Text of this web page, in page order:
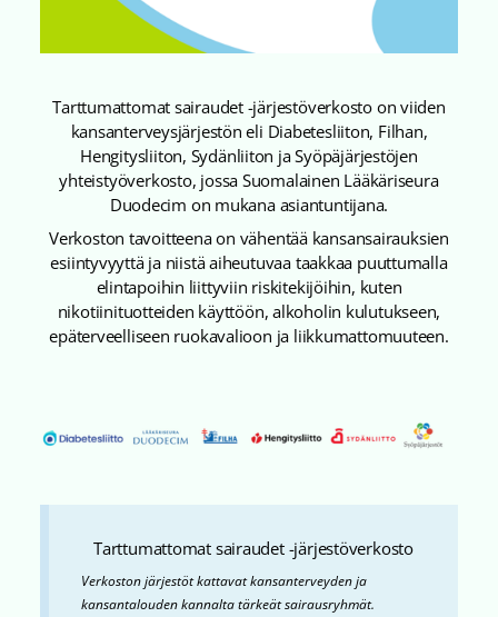
Tarttumattomat sairaudet -järjestöverkosto on viiden
kansanterveysjärjestön eli Diabetesliiton, Filhan,
Hengitysliiton, Sydänliiton ja Syöpäjärjestöjen
yhteistyöverkosto, jossa Suomalainen Lääkäriseura
Duodecim on mukana asiantuntijana.
Verkoston tavoitteena on vähentää kansansairauksien
esiintyvyyttä ja niistä aiheutuvaa taakkaa puuttumalla
elintapoihin liittyviin riskitekijöihin, kuten
nikotiinituotteiden käyttöön, alkoholin kulutukseen,
epäterveelliseen ruokavalioon ja liikkumattomuuteen.
Tarttumattomat sairaudet -järjestöverkosto
Verkoston järjestöt kattavat kansanterveyden ja
kansantalouden kannalta tärkeät sairausryhmät.